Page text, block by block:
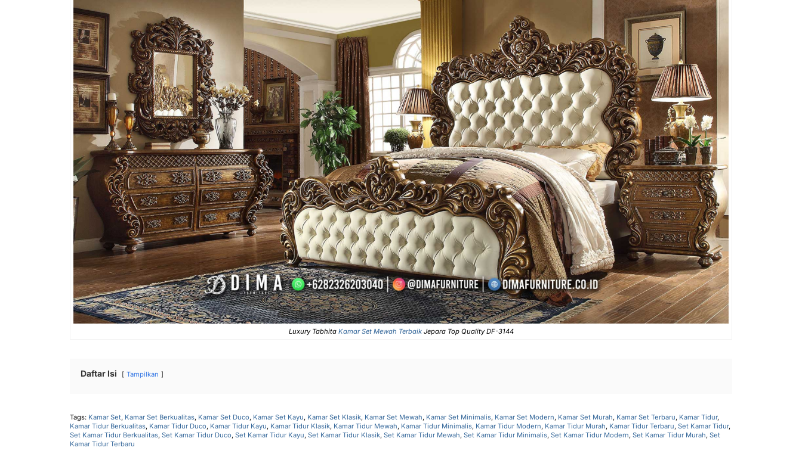
Luxury Tabhita Kamar Set Mewah TerbaikJepara Top Quality DF-3144
Daftar Isi Tampilkan
Tags: Kamar Set, Kamar Set Berkualitas, Kamar Set Duco, Kamar Set Kayu, Kamar Set Klasik, Kamar Set Mewah, Kamar Set Minimalis, Kamar Set Modern, Kamar Set Murah, Kamar Set Terbaru, Kamar Tidur,
Kamar Tidur Berkualitas, Kamar Tidur Duco, Kamar Tidur Kayu, Kamar Tidur Klasik, Kamar Tidur Mewah, Kamar Tidur Minimalis, Kamar Tidur Modern, Kamar Tidur Murah, Kamar Tidur Terbaru, Set Kamar Tidur,
Set Kamar Tidur Berkualitas, Set Kamar Tidur Duco, Set Kamar Tidur Kayu, Set Kamar Tidur Klasik, Set Kamar Tidur Mewah, Set Kamar Tidur Minimalis, Set Kamar Tidur Modern, Set Kamar Tidur Murah, Set
Kamar Tidur Terbaru